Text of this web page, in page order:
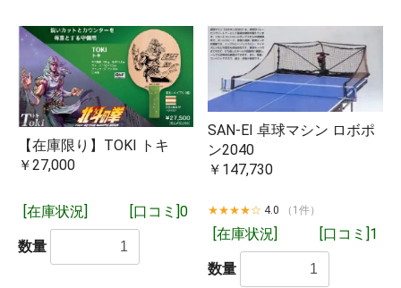
【在庫限り】TOKI トキ
￥27,000
[在庫状況] [口コミ]0
数量
SAN-EI 卓球マシン ロボポ
ン2040
￥147,730
★★★★☆ 4.0 （1件）
[在庫状況] [口コミ]1
数量
「取り寄せ商品（予約注文）」となっているものは3～4営業
日ほどで入荷いたします。問屋に在庫がある場合は1営業日で
「在庫有り」となっているものは基本的に即日発送となりま
す。複数個ご購入の場合は在庫がない分が取り寄せとなり、
すべての商品が揃った時点でのご発送となります。実店舗や
他のネット店舗でも在庫を共有しており、在庫有りとなって